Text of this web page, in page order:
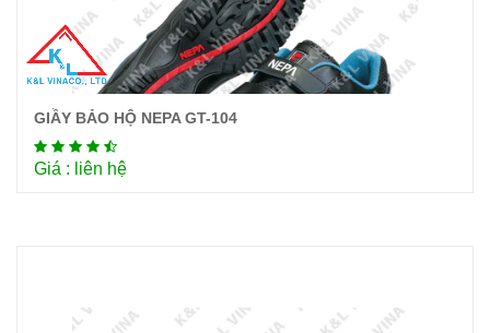
GIẦY BẢO HỘ NEPA GT-104
Giá : liên hệ